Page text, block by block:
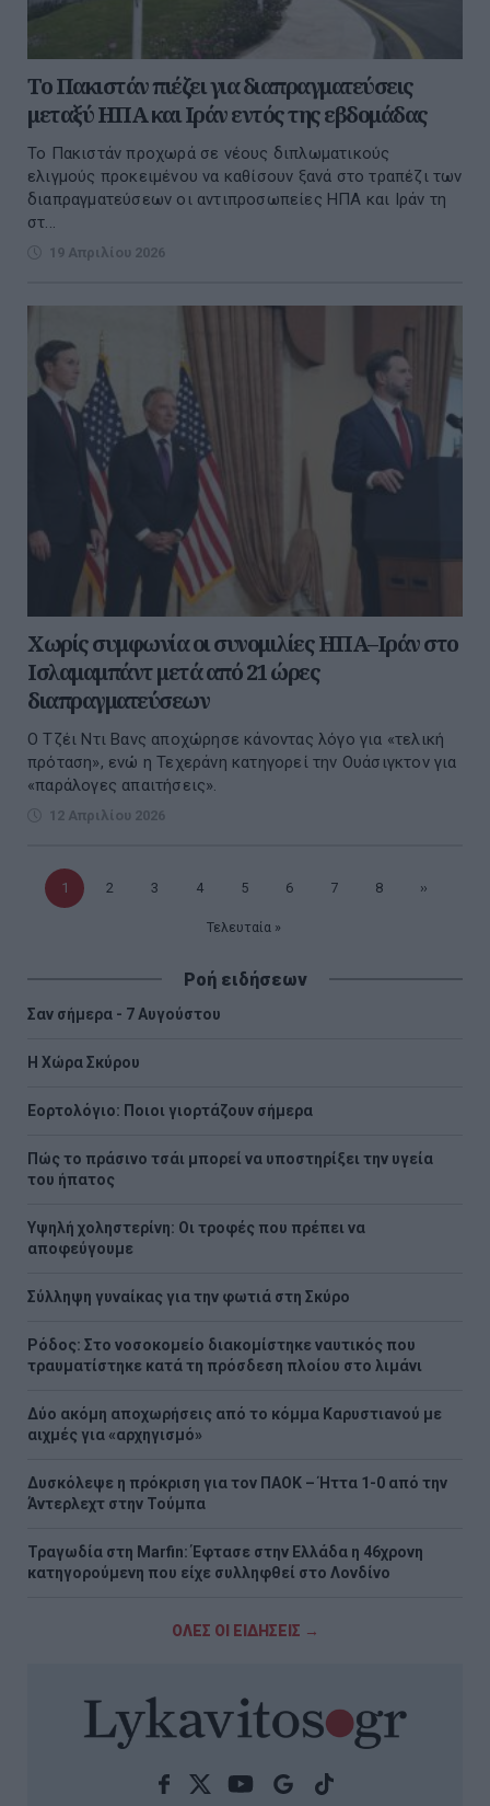
Το Πακιστάν πιέζει για διαπραγματεύσεις
μεταξύ ΗΠΑ και Ιράν εντός της εβδομάδας
Το Πακιστάν προχωρά σε νέους διπλωματικούς
ελιγμούς προκειμένου να καθίσουν ξανά στο τραπέζι των
διαπραγματεύσεων οι αντιπροσωπείες ΗΠΑ και Ιράν τη
στ...
19 Απριλίου 2026
Χωρίς συμφωνία οι συνομιλίες ΗΠΑ–Ιράν στο
Ισλαμαμπάντ μετά από 21 ώρες
διαπραγματεύσεων
Ο Τζέι Ντι Βανς αποχώρησε κάνοντας λόγο για «τελική
πρόταση», ενώ η Τεχεράνη κατηγορεί την Ουάσιγκτον για
«παράλογες απαιτήσεις».
12 Απριλίου 2026
Τρέχουσα
1 Σελίδα
2 Σελίδα
3 Σελίδα
4 Σελίδα
5 Σελίδα
6 Σελίδα
7 Σελίδα
8 Επόμενη
››
Τελευταία
Τελευταία »
Ροή ειδήσεων
Σαν σήμερα - 7 Αυγούστου
Η Χώρα Σκύρου
Εορτολόγιο: Ποιοι γιορτάζουν σήμερα
Πώς το πράσινο τσάι μπορεί να υποστηρίξει την υγεία
του ήπατος
Υψηλή χοληστερίνη: Οι τροφές που πρέπει να
αποφεύγουμε
Σύλληψη γυναίκας για την φωτιά στη Σκύρο
Ρόδος: Στο νοσοκομείο διακομίστηκε ναυτικός που
τραυματίστηκε κατά τη πρόσδεση πλοίου στο λιμάνι
Δύο ακόμη αποχωρήσεις από το κόμμα Καρυστιανού με
αιχμές για «αρχηγισμό»
Δυσκόλεψε η πρόκριση για τον ΠΑΟΚ – Ήττα 1-0 από την
Άντερλεχτ στην Τούμπα
Τραγωδία στη Marfin: Έφτασε στην Ελλάδα η 46χρονη
κατηγορούμενη που είχε συλληφθεί στο Λονδίνο
ΟΛΕΣ ΟΙ ΕΙΔΗΣΕΙΣ →